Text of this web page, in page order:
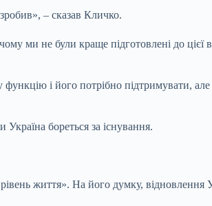
– сказав Кличко.
ми не були краще підготовлені до цієї
і його потрібно підтримувати,
бореться за існування.
життя». На його думку,